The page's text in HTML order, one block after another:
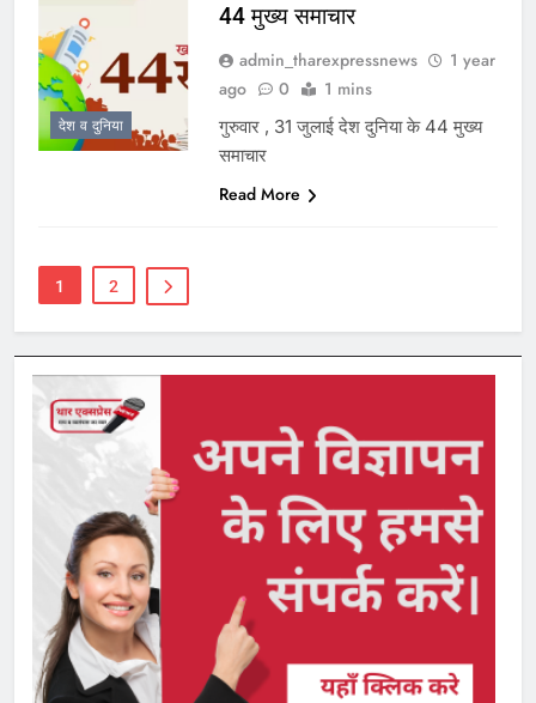
देश व दुनिया
44 मुख्य समाचार
admin_tharexpressnews
1 year
ago
0 1 mins
गुरुवार , 31 जुलाई देश दुनिया के 44 मुख्य
समाचार
Read More
1 2